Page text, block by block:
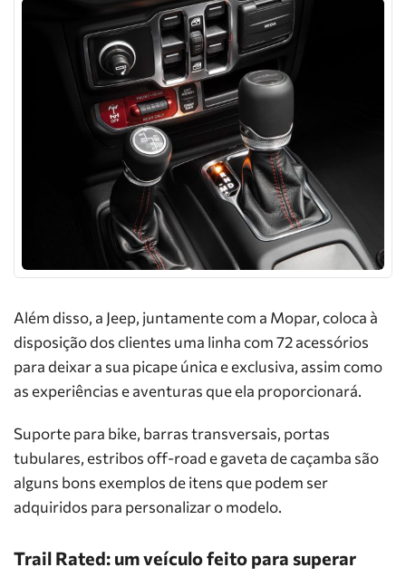
Além disso, a Jeep, juntamente com a Mopar, coloca à
disposição dos clientes uma linha com 72 acessórios
para deixar a sua picape única e exclusiva, assim como
as experiências e aventuras que ela proporcionará.
Suporte para bike, barras transversais, portas
tubulares, estribos off-road e gaveta de caçamba são
alguns bons exemplos de itens que podem ser
adquiridos para personalizar o modelo.
Trail Rated: um veículo feito para superar